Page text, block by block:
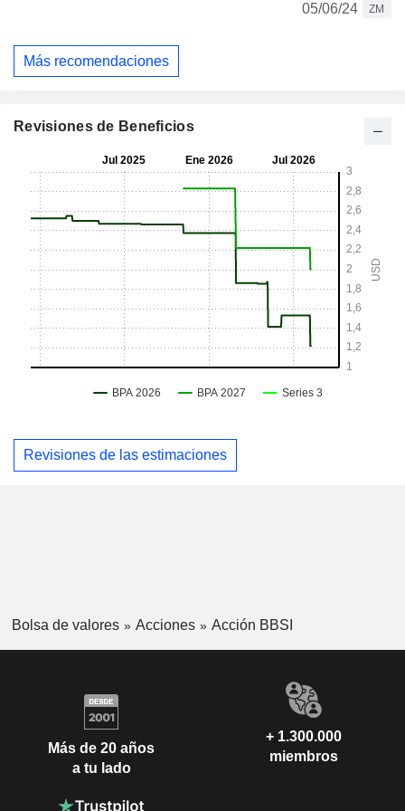
05/06/24
ZM
Más recomendaciones
Revisiones de Beneficios
Revisiones de las estimaciones
Bolsa de valores Acciones Acción BBSI
Más de 20 años
a tu lado
+ 1.300.000
miembros